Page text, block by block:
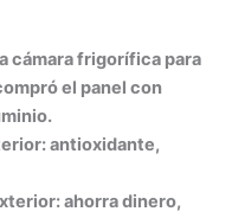
cámara frigorífica para
el panel con
antioxidante,
ahorra dinero,